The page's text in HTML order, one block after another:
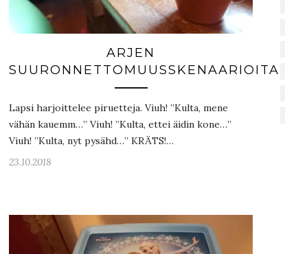
ARJEN
SUURONNETTOMUUSSKENAARIOITA
Lapsi harjoittelee piruetteja. Viuh! ”Kulta, mene
vähän kauemm…” Viuh! ”Kulta, ettei äidin kone…”
Viuh! ”Kulta, nyt pysähd…” KRÄTS!…
23.10.2018